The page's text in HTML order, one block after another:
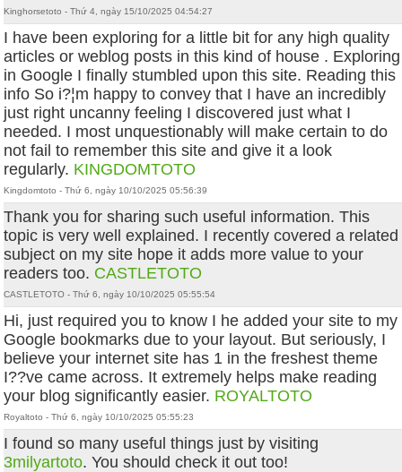
Kinghorsetoto - Thứ 4, ngày 15/10/2025 04:54:27
I have been exploring for a little bit for any high quality
articles or weblog posts in this kind of house . Exploring
in Google I finally stumbled upon this site. Reading this
info So i?¦m happy to convey that I have an incredibly
just right uncanny feeling I discovered just what I
needed. I most unquestionably will make certain to do
not fail to remember this site and give it a look
regularly. KINGDOMTOTO
Kingdomtoto - Thứ 6, ngày 10/10/2025 05:56:39
Thank you for sharing such useful information. This
topic is very well explained. I recently covered a related
subject on my site hope it adds more value to your
readers too. CASTLETOTO
CASTLETOTO - Thứ 6, ngày 10/10/2025 05:55:54
Hi, just required you to know I he added your site to my
Google bookmarks due to your layout. But seriously, I
believe your internet site has 1 in the freshest theme
I??ve came across. It extremely helps make reading
your blog significantly easier. ROYALTOTO
Royaltoto - Thứ 6, ngày 10/10/2025 05:55:23
I found so many useful things just by visiting
3milyartoto. You should check it out too!